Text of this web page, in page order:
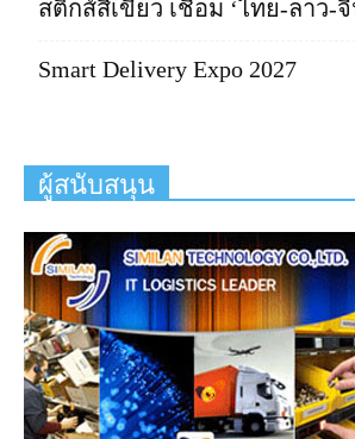
สติกส์สีเขียว เชื่อม ‘ไทย-ลาว-จี
Smart Delivery Expo 2027
ผู้สนับสนุน